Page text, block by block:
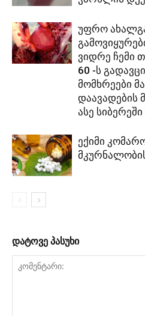
უფრო
ვიდრე ჩემი
60 -ს
მომხრეები
დაავადების
ასე
ექიმი
დატოვე პასუხი